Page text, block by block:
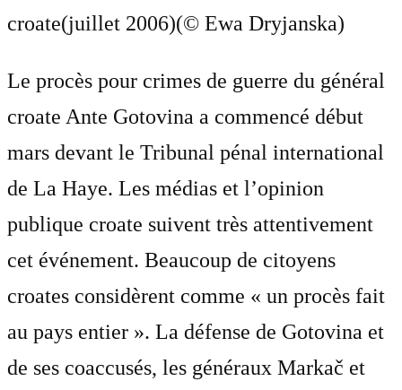
croate(juillet 2006)(© Ewa Dryjanska)
Le procès pour crimes de guerre du général
croate Ante Gotovina a commencé début
mars devant le Tribunal pénal international
de La Haye. Les médias et l’opinion
publique croate suivent très attentivement
cet événement. Beaucoup de citoyens
croates considèrent comme « un procès fait
au pays entier ». La défense de Gotovina et
de ses coaccusés, les généraux Markač et